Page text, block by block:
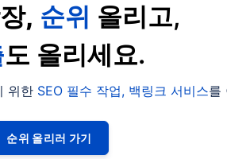
, 순위 올리고,
도 올리세요.
위한 SEO 필수 작업, 백링크 서비스를
순위 올리러 가기